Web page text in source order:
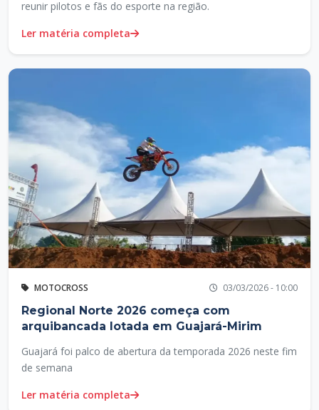
reunir pilotos e fãs do esporte na região.
Ler matéria completa
MOTOCROSS 03/03/2026 - 10:00
Regional Norte 2026 começa com
arquibancada lotada em Guajará-Mirim
Guajará foi palco de abertura da temporada 2026 neste fim
de semana
Ler matéria completa